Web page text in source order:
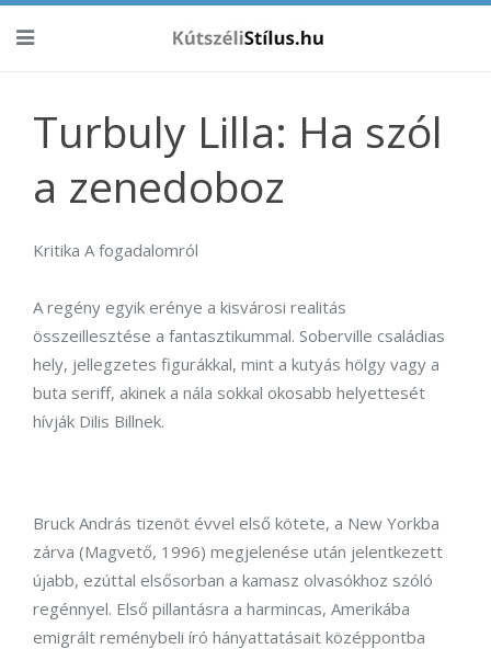
Turbuly Lilla: Ha szól
a zenedoboz
Kritika A fogadalomról
A regény egyik erénye a kisvárosi realitás
összeillesztése a fantasztikummal. Soberville családias
hely, jellegzetes figurákkal, mint a kutyás hölgy vagy a
buta seriff, akinek a nála sokkal okosabb helyettesét
hívják Dilis Billnek.
Bruck András tizenöt évvel első kötete, a New Yorkba
zárva (Magvető, 1996) megjelenése után jelentkezett
újabb, ezúttal elsősorban a kamasz olvasókhoz szóló
regénnyel. Első pillantásra a harmincas, Amerikába
emigrált reménybeli író hányattatásait középpontba